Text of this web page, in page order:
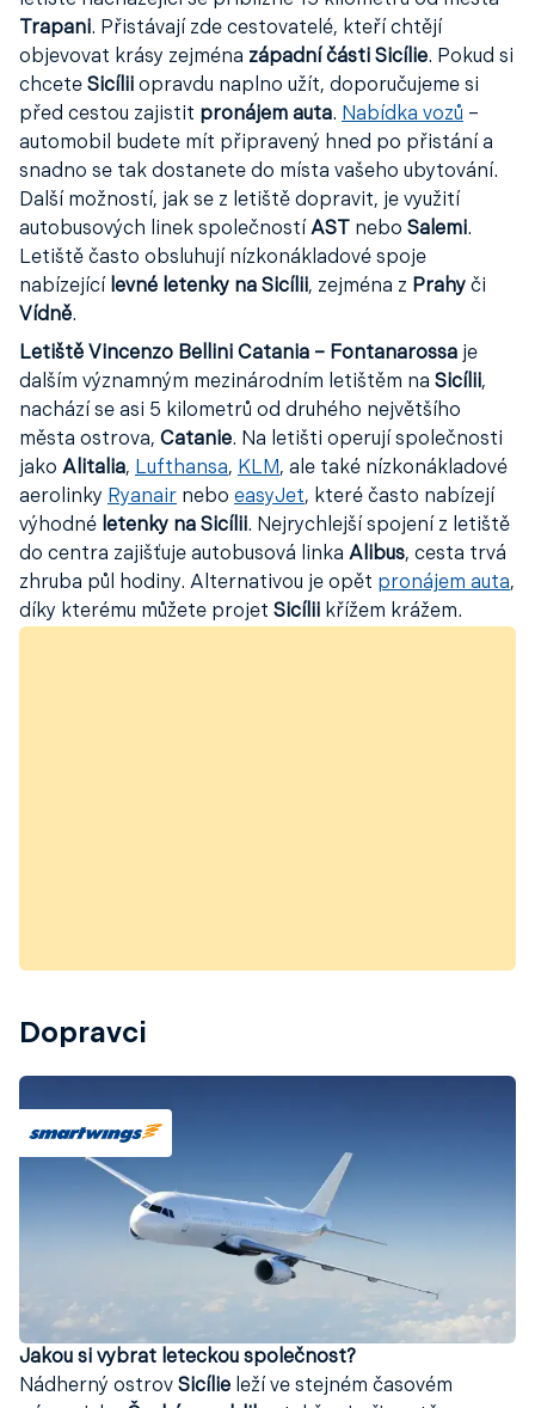
Trapani. Přistávají zde cestovatelé, kteří chtějí
objevovat krásy zejména západní části Sicílie. Pokud si
chcete Sicílii opravdu naplno užít, doporučujeme si
před cestou zajistit pronájem auta. Nabídka vozů –
automobil budete mít připravený hned po přistání a
snadno se tak dostanete do místa vašeho ubytování.
Další možností, jak se z letiště dopravit, je využití
autobusových linek společností AST nebo Salemi.
Letiště často obsluhují nízkonákladové spoje
nabízející levné letenky na Sicílii, zejména z Prahy či
Vídně.
Letiště Vincenzo Bellini Catania – Fontanarossa je
dalším významným mezinárodním letištěm na Sicílii,
nachází se asi 5 kilometrů od druhého největšího
města ostrova, Catanie. Na letišti operují společnosti
jako Alitalia, Lufthansa, KLM, ale také nízkonákladové
aerolinky Ryanair nebo easyJet, které často nabízejí
výhodné letenky na Sicílii. Nejrychlejší spojení z letiště
do centra zajišťuje autobusová linka Alibus, cesta trvá
zhruba půl hodiny. Alternativou je opět pronájem auta,
díky kterému můžete projet Sicílii křížem krážem.
Dopravci
Jakou si vybrat leteckou společnost?
Nádherný ostrov Sicílie leží ve stejném časovém